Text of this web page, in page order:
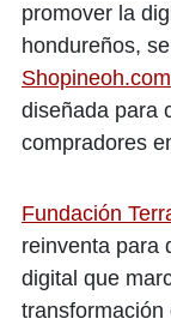
promover la
hondureños,
Shopineoh.com
diseñada para
compradores
Fundación
reinventa para
digital que
transformación